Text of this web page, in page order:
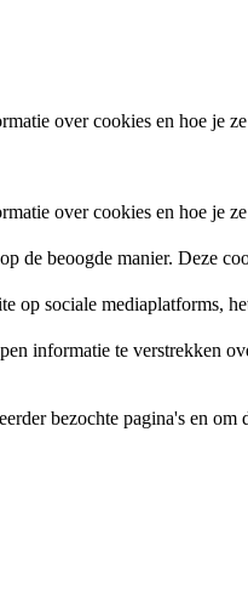
over cookies en hoe je
over cookies en hoe je
beoogde manier. Deze
sociale mediaplatforms,
informatie te verstrekken
bezochte pagina's en